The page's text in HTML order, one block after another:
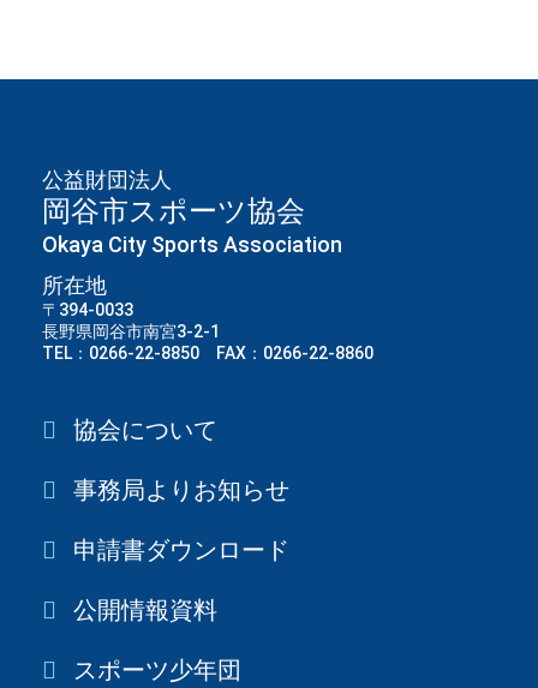
公益財団法人
岡谷市スポーツ協会
Okaya City Sports Association
所在地
〒394-0033
長野県岡谷市南宮3-2-1
TEL：0266-22-8850 FAX：0266-22-8860
協会について
事務局よりお知らせ
申請書ダウンロード
公開情報資料
スポーツ少年団